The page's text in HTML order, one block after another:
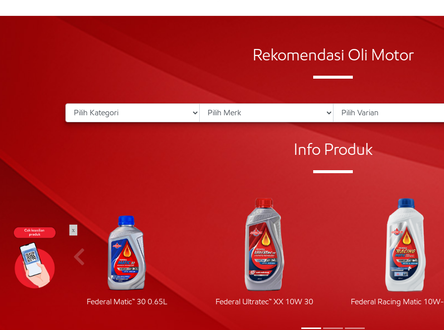
Rekomendasi Oli Motor
Info Produk
Federal Matic™ 30 0.65L Federal Ultratec™ XX 10W 30 Federal Racing Matic
x